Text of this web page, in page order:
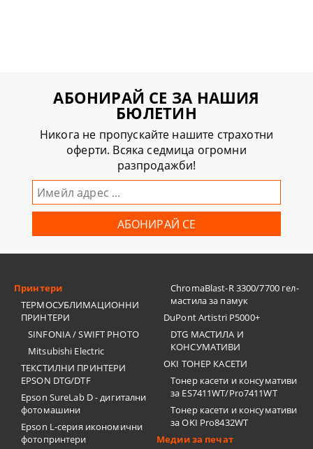
АБОНИРАЙ СЕ ЗА НАШИЯ
БЮЛЕТИН
Никога не пропускайте нашите страхотни
оферти. Всяка седмица огромни
разпродажби!
Принтери
ТЕРМОСУБЛИМАЦИОННИ
ПРИНТЕРИ
SINFONIA / SWIFT PHOTO
Mitsubishi Electric
ТЕКСТИЛНИ ПРИНТЕРИ
EPSON DTG/DTF
Epson SureLab D - дигитални
фотомашини
Epson L-серия икономични
фотопринтери
ChromaBlast-R 3300/7700 гел-
мастила за памук
DuPont Artistri P5000+
DTG МАСТИЛА И
КОНСУМАТИВИ
OKI ТОНЕР КАСЕТИ
Тонер касети и консумативи
за ES7411WT/Pro7411WT
Тонер касети и консумативи
за OKI Pro8432WT
Медии за печат